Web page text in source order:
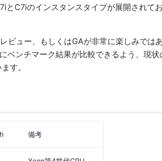
とC7iのインスタンスタイプが展開されて
ュー、もしくはGAが非常に楽しみでは
ベンチマーク結果が比較できるよう、現状
す。
備考